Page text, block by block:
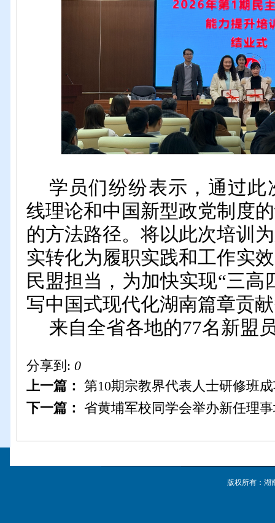
学员们纷纷表示， 通过此
线理论和中国新型政党制度
的方法路径。将以此次培训
实转化为履职实践和工作实
民盟担当 ， 为加快实现“三高
写中国式现代化湖南篇章贡
来自全省各地的77名新盟
分享到: 0
上一篇： 第10期宗教界代表人士研修班
下一篇： 省黄埔军校同学会举办新任理
版权所有：湖